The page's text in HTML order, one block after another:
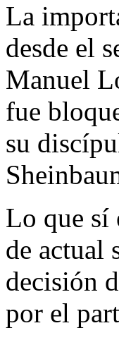
La
desde el
Manuel
fue
su
Lo que sí
de actual
decisión
por el